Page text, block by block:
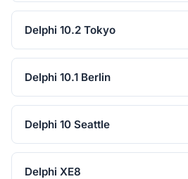
Delphi 10.2 Tokyo
Delphi 10.1 Berlin
Delphi 10 Seattle
Delphi XE8